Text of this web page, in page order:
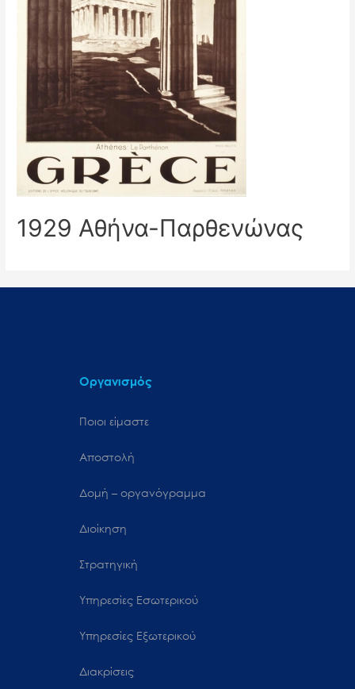
1929 Αθήνα-Παρθενώνας
Οργανισμός
Ποιοι είμαστε
Αποστολή
Δομή – οργανόγραμμα
Διοίκηση
Στρατηγική
Υπηρεσίες Εσωτερικού
Υπηρεσίες Εξωτερικού
Διακρίσεις